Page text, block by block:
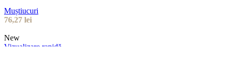
Muștiucuri
76,27 lei
New
Vizualizare rapidă